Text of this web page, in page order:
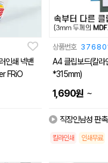
인쇄 넥밴
FRiO
상품번호
A4 클립보드(칼
*315mm)
1,690원 ~
직장인남성 판
칼라인쇄 인쇄무료